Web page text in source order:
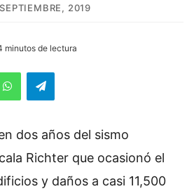
2019
minutos de lectura
dos años del sismo
Richter que ocasionó el
y daños a casi 11,500